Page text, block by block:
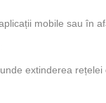
mobile sau în
extinderea